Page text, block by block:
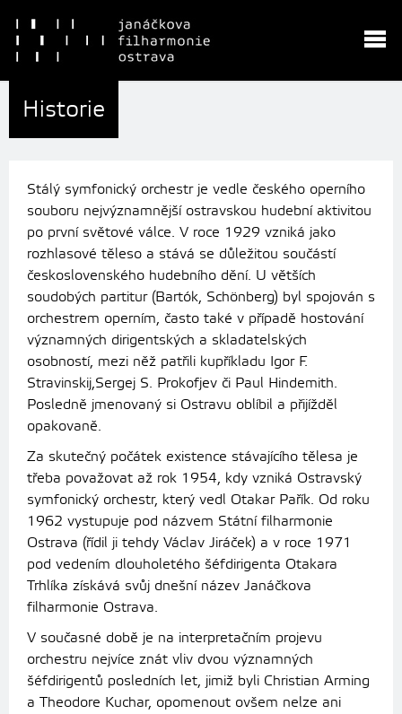
Historie
Stálý symfonický orchestr je vedle českého operního
souboru nejvýznamnější ostravskou hudební aktivitou
po první světové válce. V roce 1929 vzniká jako
rozhlasové těleso a stává se důležitou součástí
československého hudebního dění. U větších
soudobých partitur (Bartók, Schönberg) byl spojován s
orchestrem operním, často také v případě hostování
významných dirigentských a skladatelských
osobností, mezi něž patřili kupříkladu Igor F.
Stravinskij,Sergej S. Prokofjev či Paul Hindemith.
Posledně jmenovaný si Ostravu oblíbil a přijížděl
opakovaně.
Za skutečný počátek existence stávajícího tělesa je
třeba považovat až rok 1954, kdy vzniká Ostravský
symfonický orchestr, který vedl Otakar Pařík. Od roku
1962 vystupuje pod názvem Státní filharmonie
Ostrava (řídil ji tehdy Václav Jiráček) a v roce 1971
pod vedením dlouholetého šéfdirigenta Otakara
Trhlíka získává svůj dnešní název Janáčkova
filharmonie Ostrava.
V současné době je na interpretačním projevu
orchestru nejvíce znát vliv dvou významných
šéfdirigentů posledních let, jimiž byli Christian Arming
a Theodore Kuchar, opomenout ovšem nelze ani